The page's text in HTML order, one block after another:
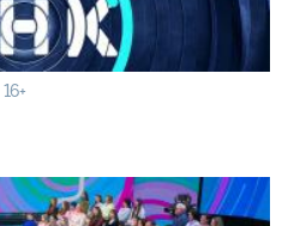
16+